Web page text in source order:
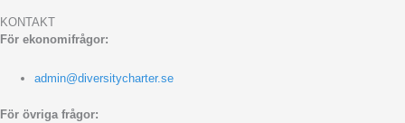
KONTAKT
För ekonomifrågor:
admin@diversitycharter.se
För övriga frågor: